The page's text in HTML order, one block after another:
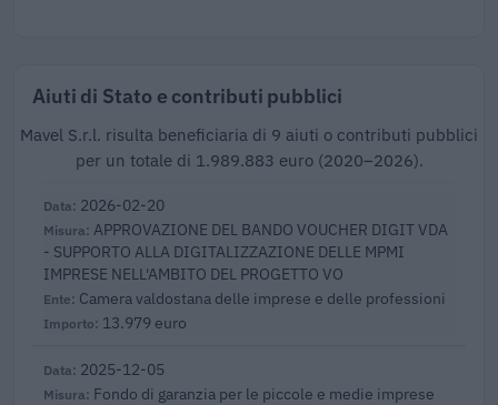
Aiuti di Stato e contributi pubblici
Mavel S.r.l. risulta beneficiaria di 9 aiuti o contributi pubblici
per un totale di 1.989.883 euro (2020–2026).
2026-02-20
APPROVAZIONE DEL BANDO VOUCHER DIGIT VDA
- SUPPORTO ALLA DIGITALIZZAZIONE DELLE MPMI
IMPRESE NELL'AMBITO DEL PROGETTO VO
Camera valdostana delle imprese e delle professioni
13.979 euro
2025-12-05
Fondo di garanzia per le piccole e medie imprese